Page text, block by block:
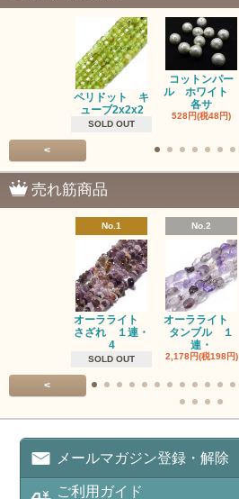
ペリドット キ
ューブ2x2x2
SOLD OUT
コットンパー
ル ホワイト
各サ
528円(税48円)
<
売れ筋商品
No.1
オーラライト
さざれ １連・
4
SOLD OUT
No.2
オーラライト
タンブル １
連・
2,178円(税198円)
<
メールマガジン登録・解除
ご利用ガイド